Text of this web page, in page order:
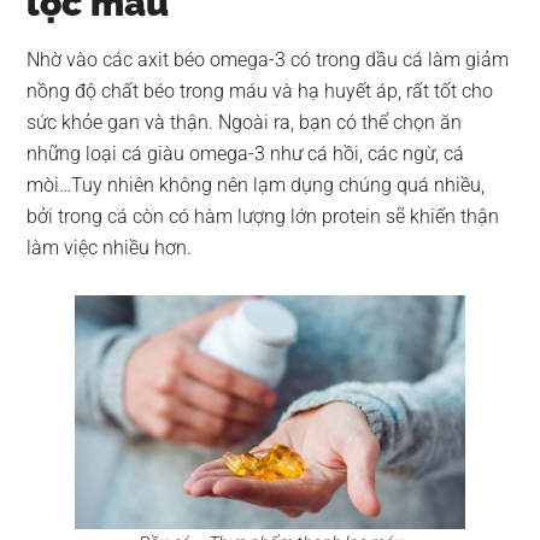
Nhờ vào các axit béo omega-3 có trong dầu cá làm giảm
nồng độ chất béo trong máu và hạ huyết áp, rất tốt cho
sức khỏe gan và thận. Ngoài ra, bạn có thể chọn ăn
những loại cá giàu omega-3 như cá hồi, các ngừ, cá
mòi…Tuy nhiên không nên lạm dụng chúng quá nhiều,
bởi trong cá còn có hàm lượng lớn protein sẽ khiến thận
làm việc nhiều hơn.